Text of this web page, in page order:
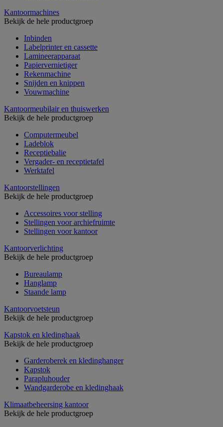
Kantoormachines
Bekijk de hele productgroep
Inbinden
Labelprinter en cassette
Lamineerapparaat
Papiervernietiger
Rekenmachine
Snijden en knippen
Vouwmachine
Kantoormeubilair en thuiswerken
Bekijk de hele productgroep
Computermeubel
Ladeblok
Receptiebalie
Vergader- en receptietafel
Werktafel
Kantoorstellingen
Bekijk de hele productgroep
Accessoires voor stelling
Stellingen voor archiefruimte
Stellingen voor kantoor
Kantoorverlichting
Bekijk de hele productgroep
Bureaulamp
Hanglamp
Staande lamp
Kantoorvoetsteun
Bekijk de hele productgroep
Kapstok en kledinghaak
Bekijk de hele productgroep
Garderoberek en kledinghanger
Kapstok
Parapluhouder
Wandgarderobe en kledinghaak
Klimaatbeheersing kantoor
Bekijk de hele productgroep